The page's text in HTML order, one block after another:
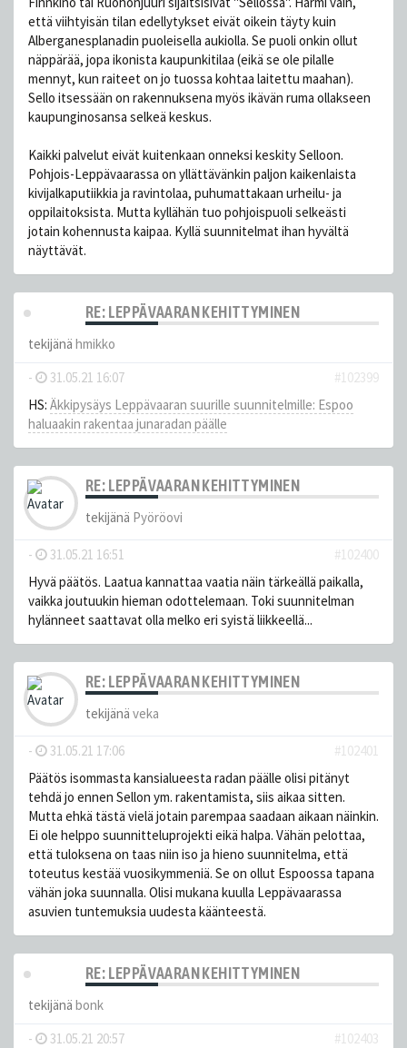
että viihtyisän tilan edellytykset eivät oikein täyty kuin
Alberganesplanadin puoleisella aukiolla. Se puoli onkin ollut
näppärää, jopa ikonista kaupunkitilaa (eikä se ole pilalle
mennyt, kun raiteet on jo tuossa kohtaa laitettu maahan).
Sello itsessään on rakennuksena myös ikävän ruma ollakseen
kaupunginosansa selkeä keskus.
Kaikki palvelut eivät kuitenkaan onneksi keskity Selloon.
Pohjois-Leppävaarassa on yllättävänkin paljon kaikenlaista
kivijalkaputiikkia ja ravintolaa, puhumattakaan urheilu- ja
oppilaitoksista. Mutta kyllähän tuo pohjoispuoli selkeästi
jotain kohennusta kaipaa. Kyllä suunnitelmat ihan hyvältä
näyttävät.
RE: LEPPÄVAARAN KEHITTYMINEN
tekijänä hmikko
-
31.05.21 16:07
#102399
HS: Äkkipysäys Leppävaaran suurille suunnitelmille: Espoo
haluaakin rakentaa junaradan päälle
RE: LEPPÄVAARAN KEHITTYMINEN
tekijänä Pyöröovi
- 31.05.21 16:51
#102400
Hyvä päätös. Laatua kannattaa vaatia näin tärkeällä paikalla,
vaikka joutuukin hieman odottelemaan. Toki suunnitelman
hylänneet saattavat olla melko eri syistä liikkeellä...
RE: LEPPÄVAARAN KEHITTYMINEN
tekijänä veka
- 31.05.21 17:06
#102401
Päätös isommasta kansialueesta radan päälle olisi pitänyt
tehdä jo ennen Sellon ym. rakentamista, siis aikaa sitten.
Mutta ehkä tästä vielä jotain parempaa saadaan aikaan näinkin.
Ei ole helppo suunnitteluprojekti eikä halpa. Vähän pelottaa,
että tuloksena on taas niin iso ja hieno suunnitelma, että
toteutus kestää vuosikymmeniä. Se on ollut Espoossa tapana
vähän joka suunnalla. Olisi mukana kuulla Leppävaarassa
asuvien tuntemuksia uudesta käänteestä.
RE: LEPPÄVAARAN KEHITTYMINEN
tekijänä bonk
-
31.05.21 20:57
#102403